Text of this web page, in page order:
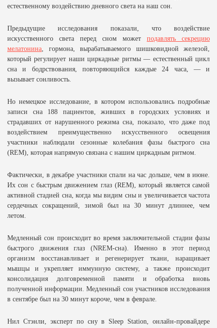
естественному воздействию дневного света на наш сон.
Предыдущие исследования показали, что воздействие
искусственного света перед сном может подавлять секрецию
мелатонина , гормона, вырабатываемого шишковидной железой,
который регулирует наши циркадные ритмы — естественный цикл
сна и бодрствования, повторяющийся каждые 24 часа, — и
вызывает сонливость.
Но немецкое исследование, в котором использовались подробные
записи сна 188 пациентов, живших в городских условиях и
страдавших от нарушенного режима сна, показало, что даже под
воздействием преимущественно искусственного освещения
участники наблюдали сезонные колебания фазы быстрого сна
(REM), которая напрямую связана с нашим циркадным ритмом.
Фактически, в декабре участники спали на час дольше, чем в июне.
Их сон с быстрым движением глаз (REM), который является самой
активной стадией сна, когда мы видим сны и увеличивается частота
сердечных сокращений, зимой был на 30 минут длиннее, чем
летом.
Медленный сон происходит во время заключительной стадии фазы
быстрого движения глаз (NREM-сна). Именно в этот период
организм восстанавливает и регенерирует ткани, наращивает
мышцы и укрепляет иммунную систему, а также происходит
консолидация долговременной памяти и обработка вновь
полученной информации. Медленный сон участников исследования
в сентябре был на 30 минут короче, чем в феврале.
Нил Стэнли, эксперт по сну в Sleep Station, онлайн-провайдере